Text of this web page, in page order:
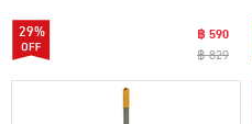
29%
฿ 590
฿ 829